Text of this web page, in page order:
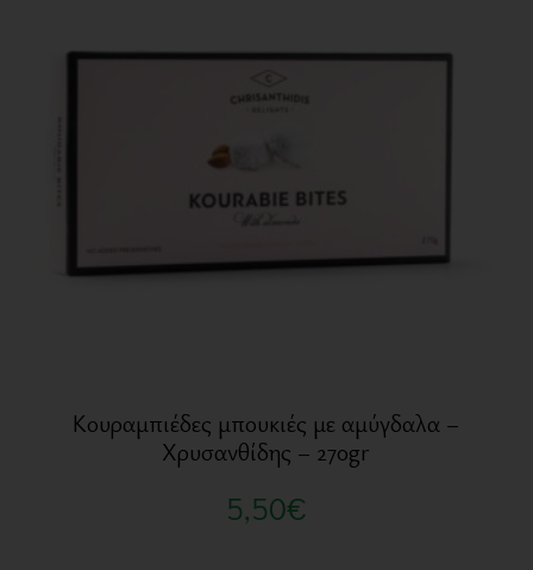
Κουραμπιέδες μπουκιές με αμύγδαλα –
Χρυσανθίδης – 270gr
5,50€